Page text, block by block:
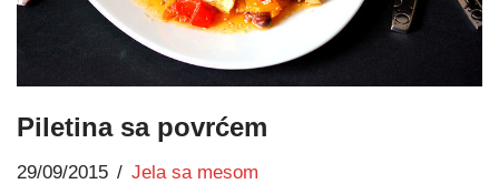
Piletina sa povrćem
29/09/2015 Jela sa mesom